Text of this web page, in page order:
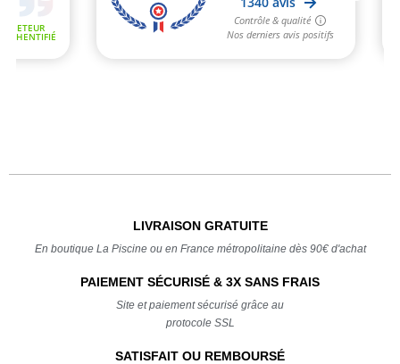
LIVRAISON GRATUITE
En boutique La Piscine ou en France métropolitaine dès 90€ d'achat
PAIEMENT SÉCURISÉ & 3X SANS FRAIS
Site et paiement sécurisé grâce au
protocole SSL
SATISFAIT OU REMBOURSÉ